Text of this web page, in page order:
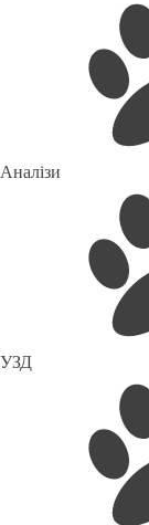
Аналізи
УЗД